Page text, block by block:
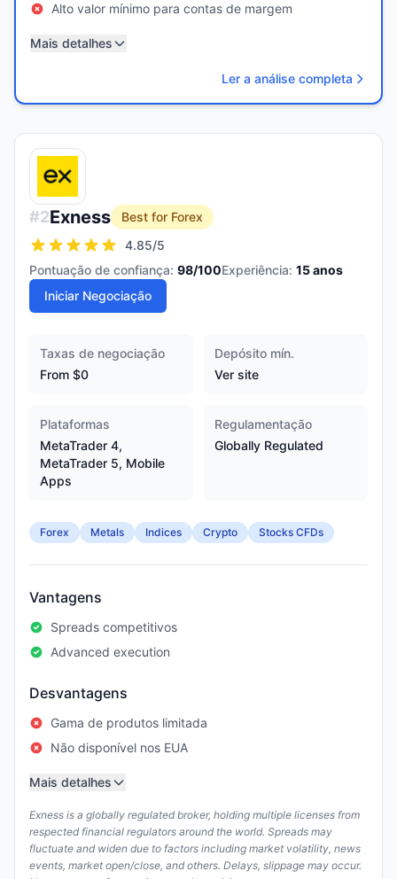
Alto valor mínimo para contas de margem
Mais detalhes
Ler a análise completa
#2Exness
Best for Forex
4.85/5
Pontuação de confiança: 98/100Experiência: 15anos
Iniciar Negociação
Taxas de negociação
From $0
Depósito mín.
Ver site
Plataformas
MetaTrader 4,
MetaTrader 5, Mobile
Apps
Regulamentação
Globally Regulated
Forex Metals Indices Crypto Stocks CFDs
Vantagens
Spreads competitivos
Advanced execution
Desvantagens
Gama de produtos limitada
Não disponível nos EUA
Mais detalhes
Exness is a globally regulated broker, holding multiple licenses from
respected financial regulators around the world. Spreads may
fluctuate and widen due to factors including market volatility, news
events, market open/close, and others. Delays, slippage may occur.